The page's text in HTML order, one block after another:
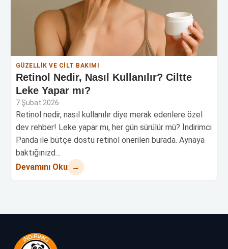
GÜZELLIK VE CILT BAKIMI
Retinol Nedir, Nasıl Kullanılır? Ciltte
Leke Yapar mı?
7 Şubat 2026
Retinol nedir, nasıl kullanılır diye merak edenlere özel
dev rehber! Leke yapar mı, her gün sürülür mü? İndirimci
Panda ile bütçe dostu retinol önerileri burada. Aynaya
baktığınızd…
Devamını Oku →